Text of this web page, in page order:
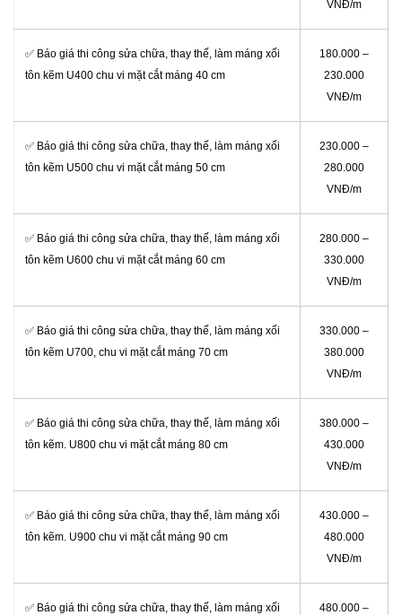
VNĐ/m
✅ Báo giá thi công sửa chữa, thay thế, làm máng xối
tôn kẽm U400 chu vi mặt cắt máng 40 cm
180.000 –
230.000
VNĐ/m
✅ Báo giá thi công sửa chữa, thay thế, làm máng xối
tôn kẽm U500 chu vi mặt cắt máng 50 cm
230.000 –
280.000
VNĐ/m
✅ Báo giá thi công sửa chữa, thay thế, làm máng xối
tôn kẽm U600 chu vi mặt cắt máng 60 cm
280.000 –
330.000
VNĐ/m
✅ Báo giá thi công sửa chữa, thay thế, làm máng xối
tôn kẽm U700, chu vi mặt cắt máng 70 cm
330.000 –
380.000
VNĐ/m
✅ Báo giá thi công sửa chữa, thay thế, làm máng xối
tôn kẽm. U800 chu vi mặt cắt máng 80 cm
380.000 –
430.000
VNĐ/m
✅ Báo giá thi công sửa chữa, thay thế, làm máng xối
tôn kẽm. U900 chu vi mặt cắt máng 90 cm
430.000 –
480.000
VNĐ/m
✅ Báo giá thi công sửa chữa, thay thế, làm máng xối
480.000 –